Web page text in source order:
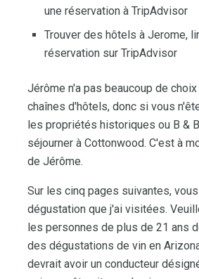
une réservation à TripAdvisor
Trouver des hôtels à Jerome,
réservation sur TripAdvisor
Jérôme n'a pas beaucoup de
chaînes d'hôtels, donc si vous
les propriétés historiques ou B &
séjourner à Cottonwood. C'est à
de Jérôme.
Sur les cinq pages suivantes,
dégustation que j'ai visitées.
les personnes de plus de 21 ans
des dégustations de vin en
devrait avoir un conducteur